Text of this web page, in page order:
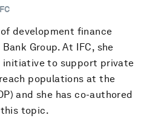
development finance
Group. At IFC, she
initiative to support private
populations at the
and she has co-authored
topic.